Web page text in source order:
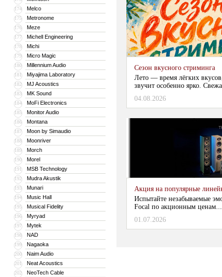
174 Melco
175 Metronome
176 Meze
177 Michell Engineering
178 Michi
179 Micro Magic
180 Millennium Audio
181 Miyajima Laboratory
182 MJ Acoustics
183 MK Sound
184 MoFi Electronics
185 Monitor Audio
186 Montana
187 Moon by Simaudio
188 Moonriver
189 Morch
190 Morel
191 MSB Technology
192 Mudra Akustik
193 Munari
194 Music Hall
195 Musical Fidelity
196 Myryad
197 Mytek
198 NAD
199 Nagaoka
200 Naim Audio
201 Neat Acoustics
202 NeoTech Cable
Сезон вкусного стриминга
Лето — время лёгких
звучит особенно ярко.
04.08.2026
Акция на популярные
Испытайте незабываемые
Focal по акционным
01.07.2026